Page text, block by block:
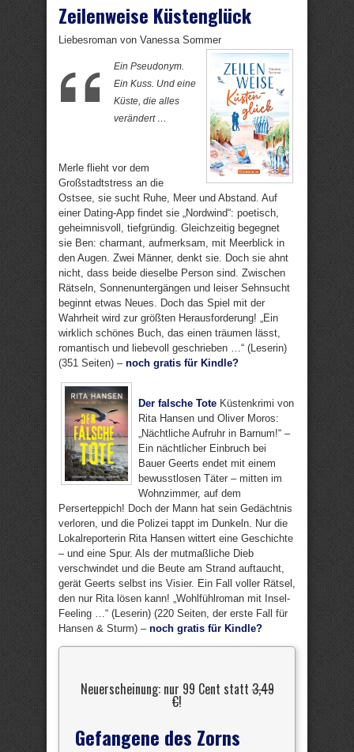
Zeilenweise Küstenglück
Liebesroman von Vanessa Sommer
Ein Pseudonym.
Ein Kuss. Und eine
Küste, die alles
verändert …
Merle flieht vor dem
Großstadtstress an die
Ostsee, sie sucht Ruhe, Meer und Abstand. Auf
einer Dating-App findet sie „Nordwind“: poetisch,
geheimnisvoll, tiefgründig. Gleichzeitig begegnet
sie Ben: charmant, aufmerksam, mit Meerblick in
den Augen. Zwei Männer, denkt sie. Doch sie ahnt
nicht, dass beide dieselbe Person sind. Zwischen
Rätseln, Sonnenuntergängen und leiser Sehnsucht
beginnt etwas Neues. Doch das Spiel mit der
Wahrheit wird zur größten Herausforderung! „Ein
wirklich schönes Buch, das einen träumen lässt,
romantisch und liebevoll geschrieben …“ (Leserin)
(351 Seiten) – noch gratis für Kindle?
Der falsche Tote Küstenkrimi von
Rita Hansen und Oliver Moros:
„Nächtliche Aufruhr in Barnum!“ –
Ein nächtlicher Einbruch bei
Bauer Geerts endet mit einem
bewusstlosen Täter – mitten im
Wohnzimmer, auf dem
Perserteppich! Doch der Mann hat sein Gedächtnis
verloren, und die Polizei tappt im Dunkeln. Nur die
Lokalreporterin Rita Hansen wittert eine Geschichte
– und eine Spur. Als der mutmaßliche Dieb
verschwindet und die Beute am Strand auftaucht,
gerät Geerts selbst ins Visier. Ein Fall voller Rätsel,
den nur Rita lösen kann! „Wohlfühlroman mit Insel-
Feeling …“ (Leserin) (220 Seiten, der erste Fall für
Hansen & Sturm) – noch gratis für Kindle?
Neuerscheinung: nur 99 Cent statt3,49
€!
Gefangene des Zorns